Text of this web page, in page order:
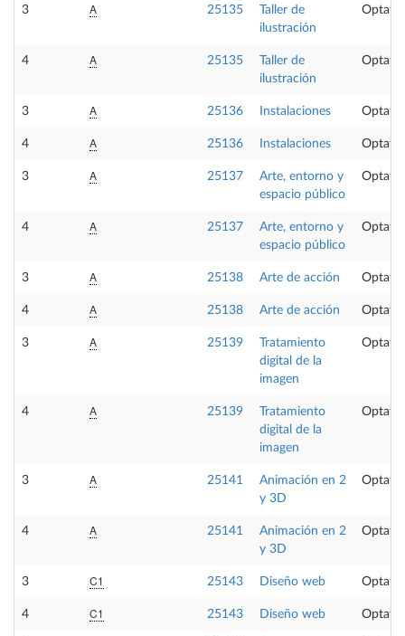
3 A 25135
Taller de
ilustración
4 A 25135
Taller de
ilustración
3 A 25136 Instalaciones
4 A 25136 Instalaciones
3 A 25137
Arte, entorno y
espacio público
4 A 25137
Arte, entorno y
espacio público
3 A 25138 Arte de acción
4 A 25138 Arte de acción
3 A 25139
Tratamiento
digital de la
imagen
4 A 25139
Tratamiento
digital de la
imagen
3 A 25141
Animación en 2
y 3D
4 A 25141
Animación en 2
y 3D
3 C1 25143 Diseño web
4 C1 25143 Diseño web